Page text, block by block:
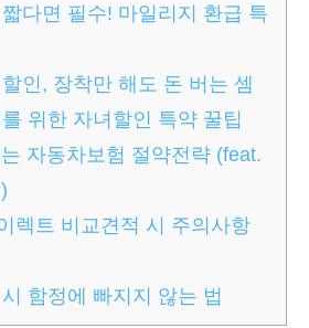
다면 필수! 마일리지 환급 특
인, 장착만 해도 돈 버는 셈
위한 자녀할인 특약 꿀팁
자동차보험 절약전략 (feat.
렉트 비교견적 시 주의사항
함정에 빠지지 않는 법